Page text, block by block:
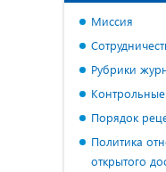
Миссия
Рубрики
Порядок
Политика
открытого